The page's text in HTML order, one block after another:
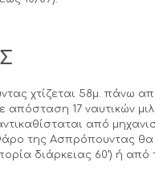
χτίζεται 58μ. πάνω
απόσταση 17 ναυτικών
από
της Ασπρόπουντας
διάρκειας 60’) ή από